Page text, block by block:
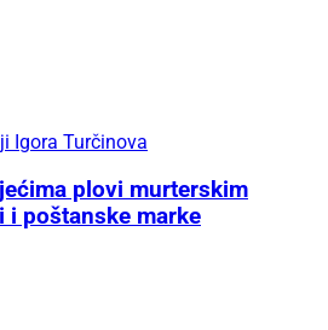
Igora Turčinova
plovi murterskim
i poštanske marke